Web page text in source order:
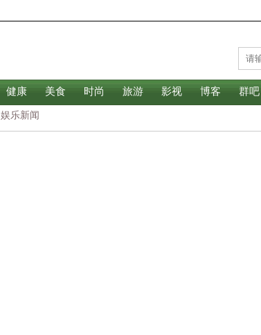
健康 美食 时尚 旅游 影视 博客 群吧
娱乐新闻